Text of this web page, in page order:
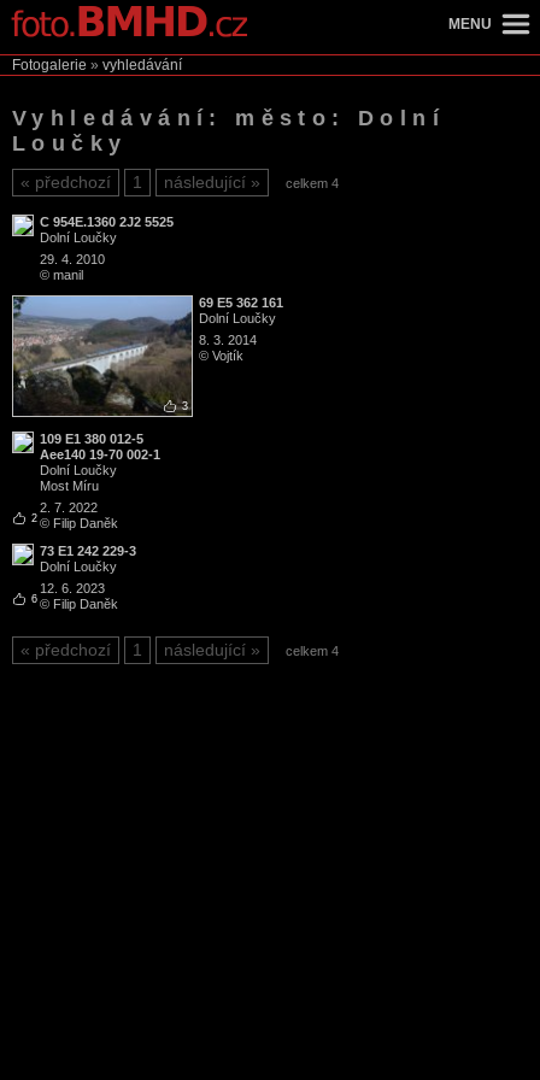
Fotogalerie » vyhledávání
Vyhledávání: město: Dolní
Loučky
předchozí 1 následující celkem 4
C 954E.1360 2J2 5525
Dolní Loučky
29. 4. 2010
© manil
3
69 E5 362 161
Dolní Loučky
8. 3. 2014
© Vojtík
2
109 E1 380 012-5
Aee140 19-70 002-1
Dolní Loučky
Most Míru
2. 7. 2022
© Filip Daněk
6
73 E1 242 229-3
Dolní Loučky
12. 6. 2023
© Filip Daněk
předchozí 1 následující celkem 4
MENU